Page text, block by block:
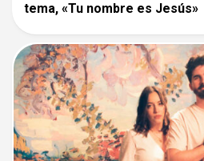
tema, «Tu nombre es Jesús»